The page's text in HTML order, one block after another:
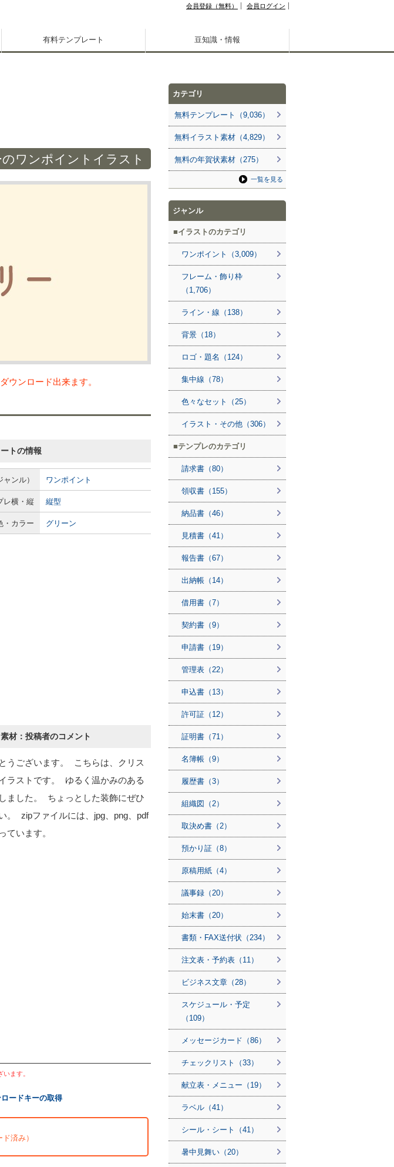
会員登録（無料） 会員ログイン
有料テンプレート 豆知識・情報
ワンポイントイラスト
ウンロード出来ます。
トの情報
ンル） ワンポイント
レ横・縦 縦型
・カラー グリーン
材：投稿者のコメント
うございます。 こちらは、クリス
ラストです。 ゆるく温かみのある
ました。 ちょっとした装飾にぜひ
。 zipファイルには、jpg、png、pdf
ています。
ます。
ードキーの取得
済み）
カテゴリ
無料テンプレート（9,036）
無料イラスト素材（4,829）
無料の年賀状素材（275）
一覧を見る
ジャンル
イラストのカテゴリ
ワンポイント（3,009）
フレーム・飾り枠
（1,706）
ライン・線（138）
背景（18）
ロゴ・題名（124）
集中線（78）
色々なセット（25）
イラスト・その他（306）
テンプレのカテゴリ
請求書（80）
領収書（155）
納品書（46）
見積書（41）
報告書（67）
出納帳（14）
借用書（7）
契約書（9）
申請書（19）
管理表（22）
申込書（13）
許可証（12）
証明書（71）
名簿帳（9）
履歴書（3）
組織図（2）
取決め書（2）
預かり証（8）
原稿用紙（4）
議事録（20）
始末書（20）
書類・FAX送付状（234）
注文表・予約表（11）
ビジネス文章（28）
スケジュール・予定
（109）
メッセージカード（86）
チェックリスト（33）
献立表・メニュー（19）
ラベル（41）
シール・シート（41）
暑中見舞い（20）